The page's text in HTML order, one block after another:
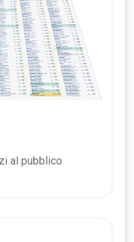
al pubblico